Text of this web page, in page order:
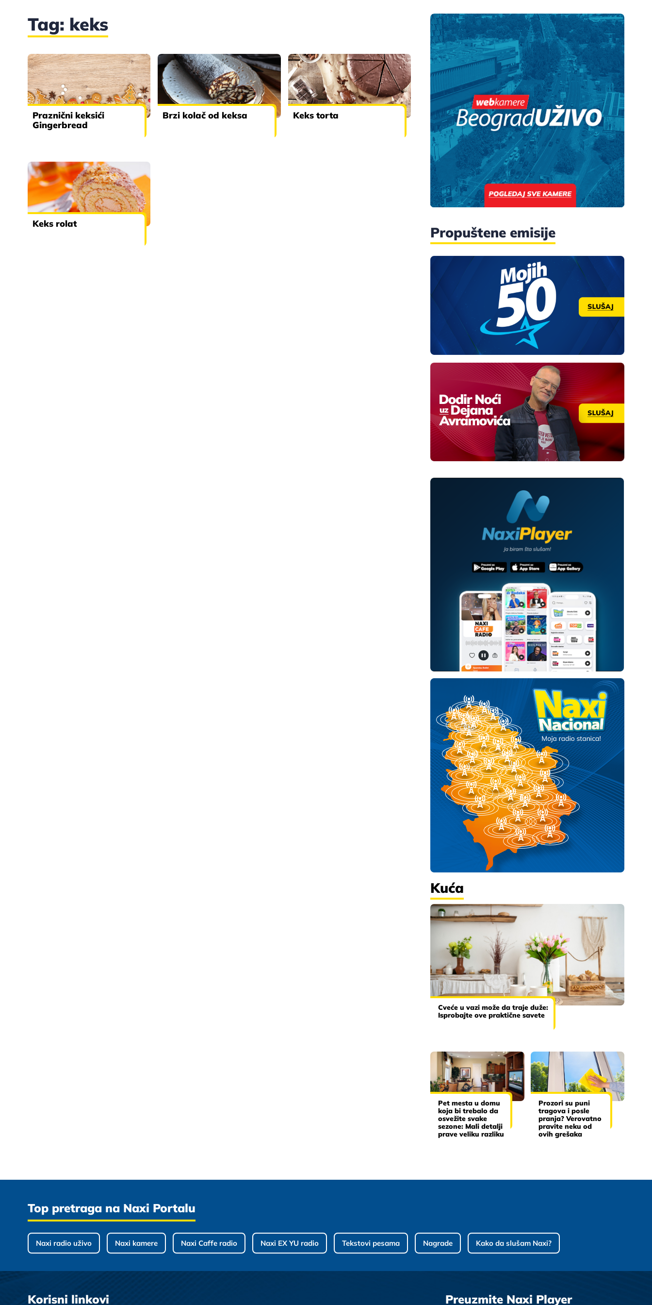
Tag: keks
Praznični keksići
Gingerbread
Brzi kolač od keksa Keks torta
Keks rolat
Propuštene emisije
Kuća
Cveće u vazi može da traje duže:
Isprobajte ove praktične savete
Pet mesta u domu
koja bi trebalo da
osvežite svake
sezone: Mali detalji
prave veliku razliku
Prozori su puni
tragova i posle
pranja? Verovatno
pravite neku od
ovih grešaka
Top pretraga na Naxi Portalu
Naxi radio uživo Naxi kamere Naxi Caffe radio Naxi EX YU radio Tekstovi pesama Nagrade Kako da slušam Naxi?
Korisni linkovi Preuzmite Naxi Player